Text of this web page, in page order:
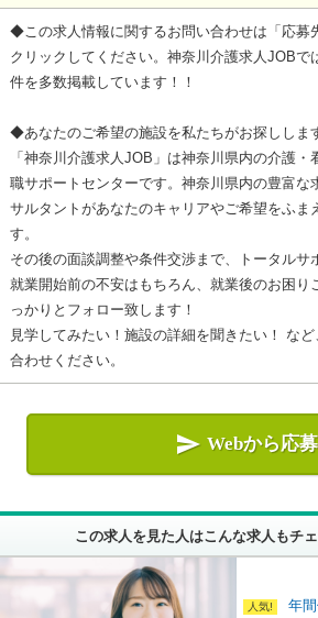
◆この求人情報に関するお問い合わせは「応募
クリックしてください。神奈川介護求人JOBで
件を多数掲載しています！！
◆あなたのご希望の施設を私たちがお探ししま
「神奈川介護求人JOB」は神奈川県内の介護
職サポートセンターです。神奈川県内の豊富な
サルタントがあなたのキャリアやご希望をふま
す。
その後の面談調整や条件交渉まで、トータルサ
就業開始前の不安はもちろん、就業後のお困り
っかりとフォロー致します！
見学してみたい！施設の詳細を聞きたい！ な
合わせください。
 Webから応募
この求人を見た人はこんな求人もチ
年